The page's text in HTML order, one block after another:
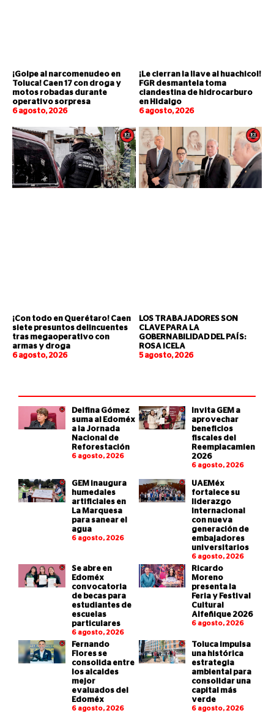
¡Golpe al narcomenudeo en
Toluca! Caen 17 con droga y
motos robadas durante
operativo sorpresa
6 agosto, 2026
¡Le cierran la llave al huachicol!
FGR desmantela toma
clandestina de hidrocarburo
en Hidalgo
6 agosto, 2026
¡Con todo en Querétaro! Caen
siete presuntos delincuentes
tras megaoperativo con
armas y droga
6 agosto, 2026
LOS TRABAJADORES SON
CLAVE PARA LA
GOBERNABILIDAD DEL PAÍS:
ROSA ICELA
5 agosto, 2026
Delfina Gómez
suma al Edoméx
a la Jornada
Nacional de
Reforestación
6 agosto, 2026
Invita GEM a
aprovechar
beneficios
fiscales del
Reemplacamiento
2026
6 agosto, 2026
GEM inaugura
humedales
artificiales en
La Marquesa
para sanear el
agua
6 agosto, 2026
UAEMéx
fortalece su
liderazgo
internacional
con nueva
generación de
embajadores
universitarios
6 agosto, 2026
Se abre en
Edoméx
convocatoria
de becas para
estudiantes de
escuelas
particulares
6 agosto, 2026
Ricardo
Moreno
presenta la
Feria y Festival
Cultural
Alfeñique 2026
6 agosto, 2026
Fernando
Flores se
consolida entre
los alcaldes
mejor
evaluados del
Edoméx
6 agosto, 2026
Toluca impulsa
una histórica
estrategia
ambiental para
consolidar una
capital más
verde
6 agosto, 2026